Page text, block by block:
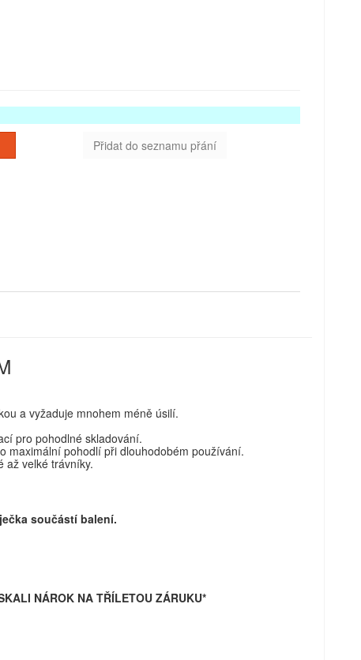
Přidat do seznamu přání
a vyžaduje mnohem méně úsilí.
pro pohodlné skladování.
maximální pohodlí při dlouhodobém používání.
až velké trávníky.
součástí balení.
NÁROK NA TŘÍLETOU ZÁRUKU*